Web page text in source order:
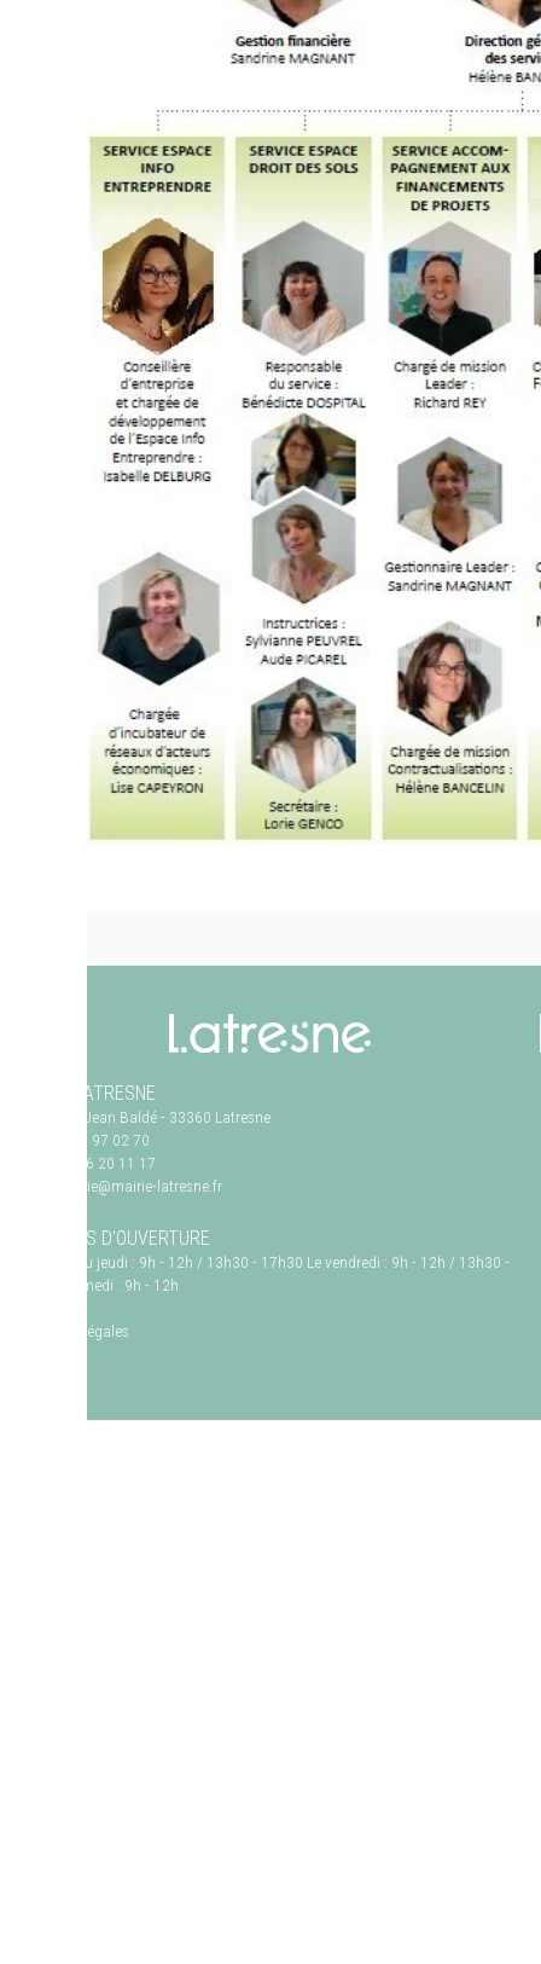
MAIRIE LATRESNE
1, avenue Jean Baldé- 33360 Latresne
05 57 97 02 70
05 56 20 11 17
mairie@mairie-latresne.fr
HORAIRES D'OUVERTURE
Du lundi au jeudi : 9h - 12h / 13h30 - 17h30 Le vendredi : 9h - 12h / 13h30 -
17h Le samedi : 9h - 12h
Mentions légales